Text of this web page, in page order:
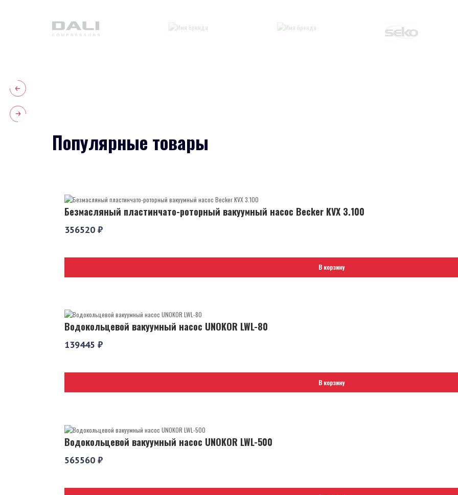
Популярные товары
Безмасляный пластинчато-роторный вакуумный насос Becker KVX 3.100
356520 ₽
В корзину
Водокольцевой вакуумный насос UNOKOR LWL-80
139445 ₽
В корзину
Водокольцевой вакуумный насос UNOKOR LWL-500
565560 ₽